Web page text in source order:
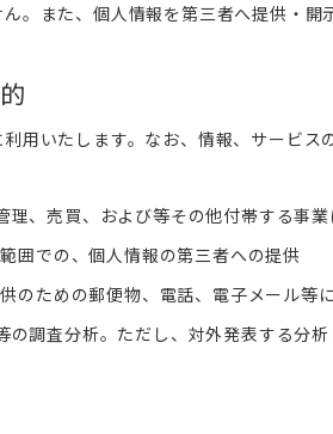
。また、個人情報を第三者へ提供・開
用いたします。なお、情報、サービ
、売買、および等その他付帯する事
囲での、個人情報の第三者への提供
のための郵便物、電話、電子メール等
調査分析。ただし、対外発表する分